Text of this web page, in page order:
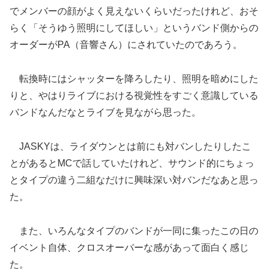
でメンバーの顔がよく見えないくらいだったけれど、おそ
らく「そうゆう照明にしてほしい」というバンド側からの
オーダーがPA （音響さん） にされていたのであろう。
転換時にはシャッターを降ろしたり、照明を暗めにした
りと、やはりライブにおける視覚性をすごく意識している
バンドなんだなとライブを見ながら思った。
JASKYは、ライダウンとは前にも対バンしたりしたこ
とがあるとMCで話していたけれど、サウンド的にちょっ
とタイプの違う二組なだけに興味深い対バンだなあと思っ
た。
また、いろんなタイプのバンドが一同に集ったこの日の
イベント自体、クロスオーバーな感があって面白く感じ
た。